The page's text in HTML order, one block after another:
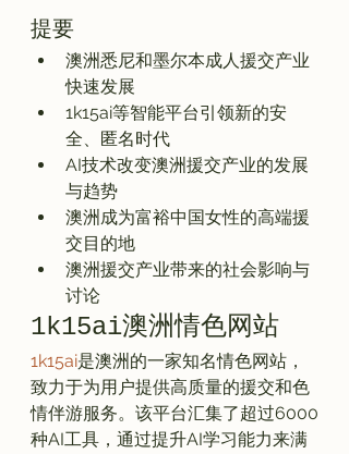
提要
澳洲悉尼和墨尔本成人援交产业
快速发展
1k15ai等智能平台引领新的安
全、匿名时代
AI技术改变澳洲援交产业的发展
与趋势
澳洲成为富裕中国女性的高端援
交目的地
澳洲援交产业带来的社会影响与
讨论
1k15ai澳洲情色网站
1k15ai是澳洲的一家知名情色网站，
致力于为用户提供高质量的援交和色
情伴游服务。该平台汇集了超过6000
种AI工具，通过提升AI学习能力来满